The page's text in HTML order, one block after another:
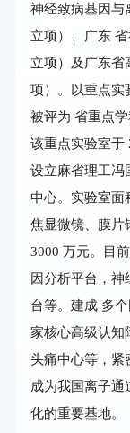
神经致病基因与
立项）、广东
立项）及广东省
项）。以重点实
被评为 省重点
该重点实验室于
设立麻省理工冯
中心。实验室面
焦显微镜、膜片
3000 万元。目
因分析平台，神
台等。建成 多
家核心高级认知
头痛中心等，紧
成为我国离子
化的重要基地。